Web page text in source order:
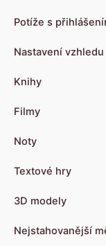
Potíže s
Nastavení
Knihy
Filmy
Noty
Textové hry
3D modely
Nejstahovanější